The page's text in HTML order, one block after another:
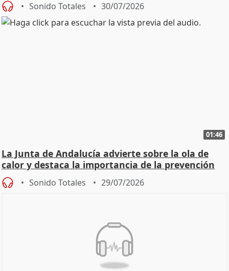
Sonido Totales 30/07/2026
01:46
La Junta de Andalucía advierte sobre la ola de
calor y destaca la importancia de la prevención
Sonido Totales 29/07/2026